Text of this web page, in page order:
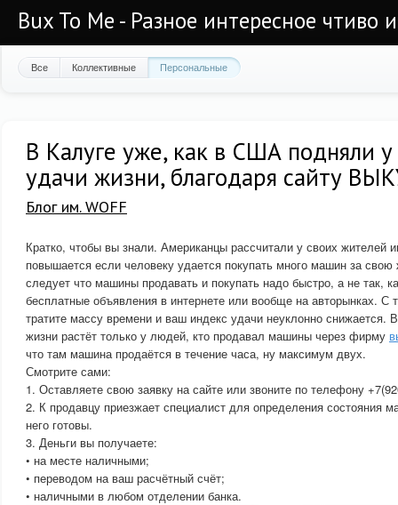
Bux To Me - Разное интересное чтиво
Все Коллективные Персональные
В Калуге уже, как в США подняли
удачи жизни, благодаря сайту
Блог им. WOFF
Кратко, чтобы вы знали. Американцы рассчитали у своих жителей
повышается если человеку удается покупать много машин за свою
следует что машины продавать и покупать надо быстро, а не так,
бесплатные объявления в интернете или вообще на авторынках. С
тратите массу времени и ваш индекс удачи неуклонно снижается.
жизни растёт только у людей, кто продавал машины через фирму
что там машина продаётся в течение часа, ну максимум двух.
Смотрите сами:
1. Оставляете свою заявку на сайте или звоните по телефону
2. К продавцу приезжает специалист для определения состояния
него готовы.
3. Деньги вы получаете:
• на месте наличными;
• переводом на ваш расчётный счёт;
• наличными в любом отделении банка.